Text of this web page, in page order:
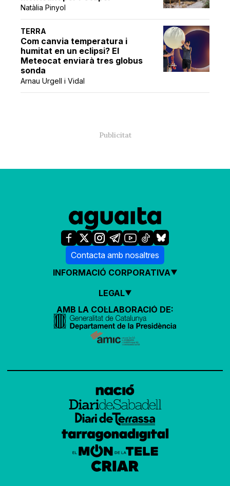
Natàlia Pinyol
TERRA
Com canvia temperatura i
humitat en un eclipsi? El
Meteocat enviarà tres globus
sonda
Arnau Urgell i Vidal
Contacta amb nosaltres
INFORMACIÓ CORPORATIVA
LEGAL
AMB LA COL·LABORACIÓ DE: